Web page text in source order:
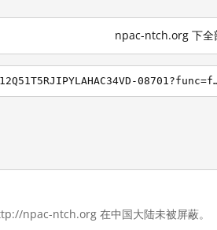
npac-ntch.org 下
http://opac.lib.npac-ntch.org/F/
npac-ntch.org 在中国大陆未被屏蔽。